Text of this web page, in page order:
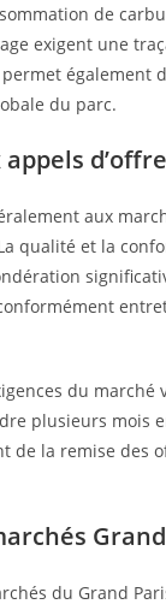
de
exigent une
également
du parc.
aux
qualité et la
du
plusieurs mois
de la remise des
du Grand